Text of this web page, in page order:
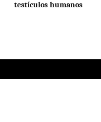
testículos humanos